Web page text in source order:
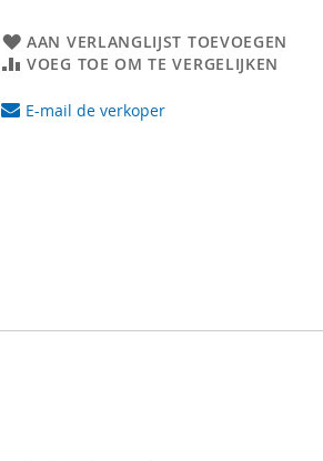
AAN VERLANGLIJST TOEVOEGEN
VOEG TOE OM TE VERGELIJKEN
E-mail de verkoper